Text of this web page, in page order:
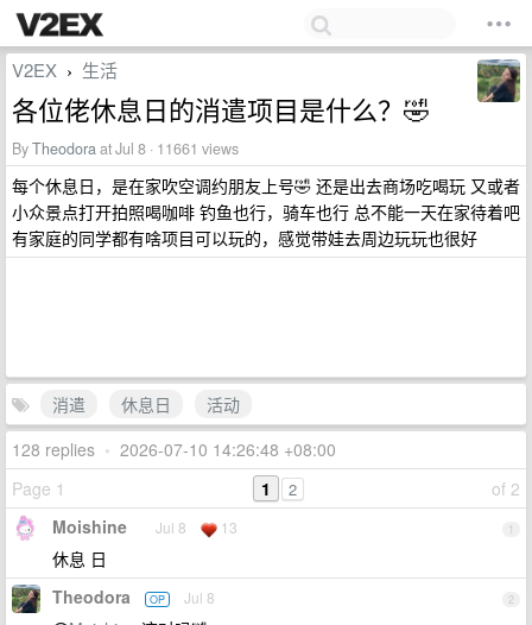
V2EX › 生活
各位佬休息日的消遣项目是什么？🤣
ByTheodoraat Jul 8 · 11661 views
每个休息日，是在家吹空调约朋友上号🤣 还是出去商场吃喝玩 又或者
小众景点打开拍照喝咖啡 钓鱼也行，骑车也行 总不能一天在家待着吧
有家庭的同学都有啥项目可以玩的，感觉带娃去周边玩玩也很好
消遣 休息日
活动
128 replies • 2026-07-10 14:26:48 +08:00
Page 1
of 2
1 2
1
Moishine Jul 8 13
休息 日
2
Theodora OP Jul 8